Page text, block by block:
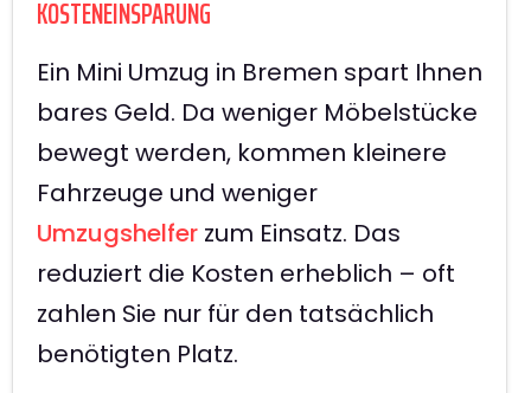
KOSTENEINSPARUNG
Ein Mini Umzug in Bremen spart Ihnen
bares Geld. Da weniger Möbelstücke
bewegt werden, kommen kleinere
Fahrzeuge und weniger
Umzugshelfer zum Einsatz. Das
reduziert die Kosten erheblich – oft
zahlen Sie nur für den tatsächlich
benötigten Platz.